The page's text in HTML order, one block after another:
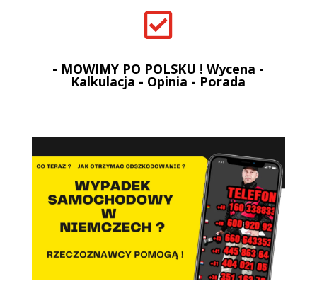

- MOWIMY PO POLSKU ! Wycena -
Kalkulacja - Opinia - Porada